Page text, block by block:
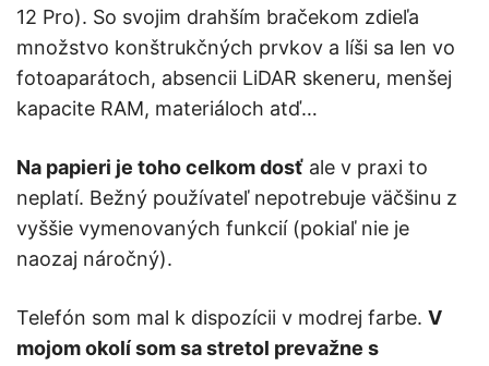
12 Pro). So svojim drahším bračekom zdieľa
množstvo konštrukčných prvkov a líši sa len vo
fotoaparátoch, absencii LiDAR skeneru, menšej
kapacite RAM, materiáloch atď…
Na papieri je toho celkom dosť ale v praxi to
neplatí. Bežný používateľ nepotrebuje väčšinu z
vyššie vymenovaných funkcií (pokiaľ nie je
naozaj náročný).
Telefón som mal k dispozícii v modrej farbe. V
mojom okolí som sa stretol prevažne s